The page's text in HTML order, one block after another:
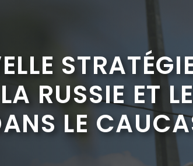
RUSSIE ET
LE